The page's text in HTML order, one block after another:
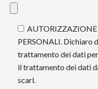
PERSONALI. Dichiaro
trattamento dei dati
il trattamento dei dati
scarl.